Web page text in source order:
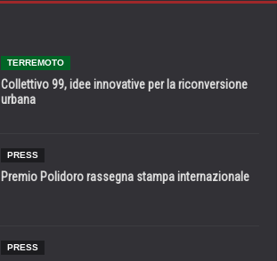
TERREMOTO
Collettivo 99, idee innovative per la riconversione
urbana
PRESS
Premio Polidoro rassegna stampa internazionale
PRESS